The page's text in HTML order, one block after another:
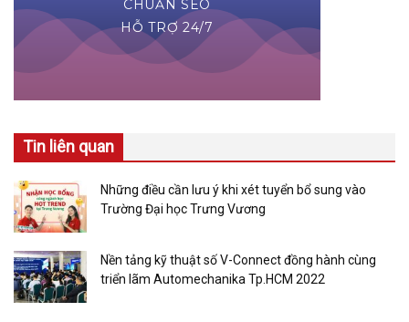
Tin liên quan
Những điều cần lưu ý khi xét tuyển bổ sung vào
Trường Đại học Trưng Vương
Nền tảng kỹ thuật số V-Connect đồng hành cùng
triển lãm Automechanika Tp.HCM 2022